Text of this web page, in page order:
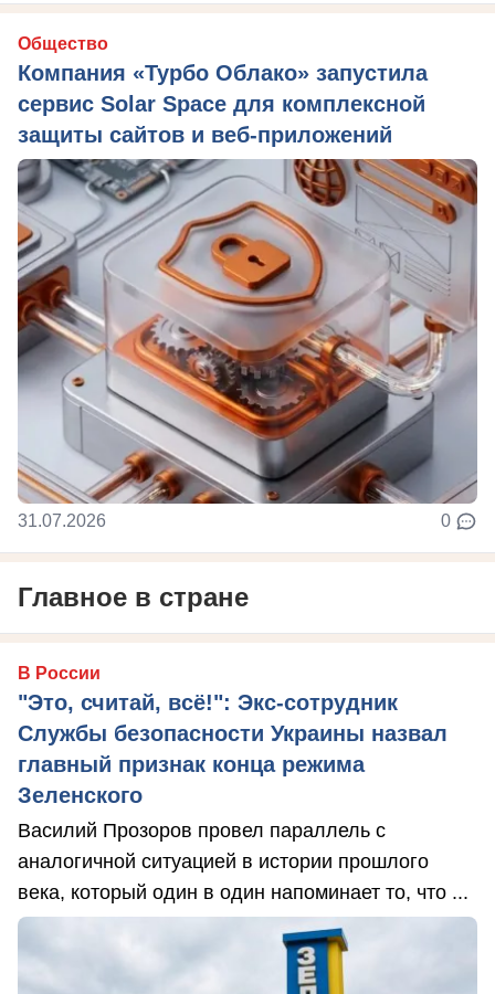
Общество
Компания «Турбо Облако» запустила
сервис Solar Space для комплексной
защиты сайтов и веб-приложений
31.07.2026 0
Главное в стране
В России
"Это, считай, всё!": Экс-сотрудник
Службы безопасности Украины назвал
главный признак конца режима
Зеленского
Василий Прозоров провел параллель с
аналогичной ситуацией в истории прошлого
века, который один в один напоминает то, что ...